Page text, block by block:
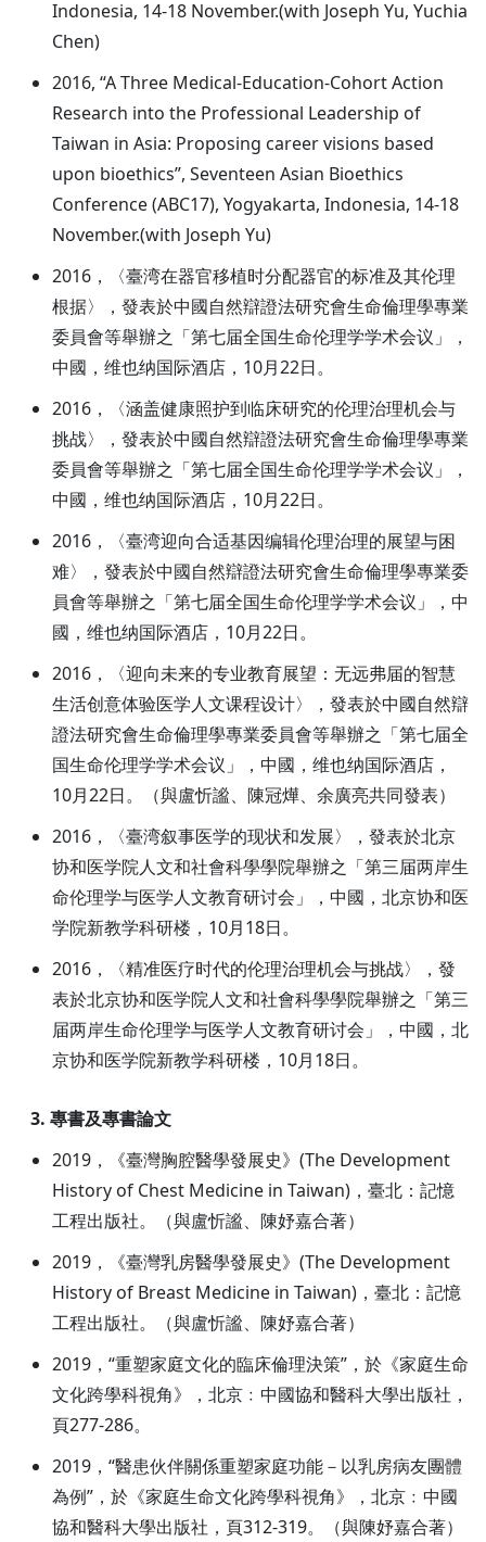
Indonesia, 14-18 November.(with Joseph Yu, Yuchia
Chen)
2016, “A Three Medical-Education-Cohort Action
Research into the Professional Leadership of
Taiwan in Asia: Proposing career visions based
upon bioethics”, Seventeen Asian Bioethics
Conference (ABC17), Yogyakarta, Indonesia, 14-18
November.(with Joseph Yu)
2016，〈臺湾在器官移植时分配器官的标准及其伦理
根据〉，發表於中國自然辯證法研究會生命倫理學專業
委員會等舉辦之「第七届全国生命伦理学学术会议」，
中國，维也纳国际酒店，10月22日。
2016，〈涵盖健康照护到临床研究的伦理治理机会与
挑战〉，發表於中國自然辯證法研究會生命倫理學專業
委員會等舉辦之「第七届全国生命伦理学学术会议」，
中國，维也纳国际酒店，10月22日。
2016，〈臺湾迎向合适基因编辑伦理治理的展望与困
难〉，發表於中國自然辯證法研究會生命倫理學專業委
員會等舉辦之「第七届全国生命伦理学学术会议」，中
國，维也纳国际酒店，10月22日。
2016，〈迎向未来的专业教育展望：无远弗届的智慧
生活创意体验医学人文课程设计〉，發表於中國自然辯
證法研究會生命倫理學專業委員會等舉辦之「第七届全
国生命伦理学学术会议」，中國，维也纳国际酒店，
10月22日。（與盧忻謐、陳冠燁、余廣亮共同發表）
2016，〈臺湾叙事医学的现状和发展〉，發表於北京
协和医学院人文和社會科學學院舉辦之「第三届两岸生
命伦理学与医学人文教育研讨会」，中國，北京协和医
学院新教学科研楼，10月18日。
2016，〈精准医疗时代的伦理治理机会与挑战〉，發
表於北京协和医学院人文和社會科學學院舉辦之「第三
届两岸生命伦理学与医学人文教育研讨会」，中國，北
京协和医学院新教学科研楼，10月18日。
3. 專書及專書論文
2019，《臺灣胸腔醫學發展史》(The Development
History of Chest Medicine in Taiwan)，臺北：記憶
工程出版社。（與盧忻謐、陳妤嘉合著）
2019，《臺灣乳房醫學發展史》(The Development
History of Breast Medicine in Taiwan)，臺北：記憶
工程出版社。（與盧忻謐、陳妤嘉合著）
2019，“重塑家庭文化的臨床倫理決策”，於《家庭生命
文化跨學科視角》，北京﹕中國協和醫科大學出版社，
頁277-286。
2019，“醫患伙伴關係重塑家庭功能－以乳房病友團體
為例”，於《家庭生命文化跨學科視角》，北京﹕中國
協和醫科大學出版社，頁312-319。（與陳妤嘉合著）